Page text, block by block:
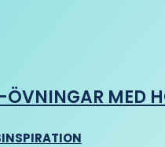
ÖVNINGAR MED